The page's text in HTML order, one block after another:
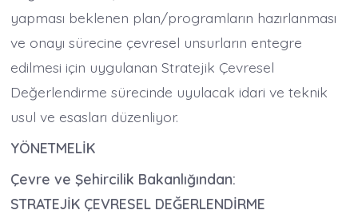
yapması beklenen plan/programların hazırlanması
ve onayı sürecine çevresel unsurların entegre
edilmesi için uygulanan Stratejik Çevresel
Değerlendirme sürecinde uyulacak idari ve teknik
usul ve esasları düzenliyor.
YÖNETMELİK
Çevre ve Şehircilik Bakanlığından:
STRATEJİK ÇEVRESEL DEĞERLENDİRME